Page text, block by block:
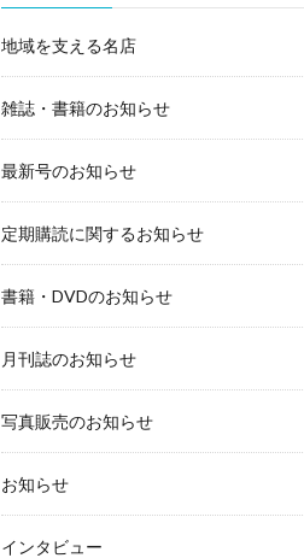
地域を支える名店
雑誌・書籍のお知らせ
最新号のお知らせ
定期購読に関するお知らせ
書籍・DVDのお知らせ
月刊誌のお知らせ
写真販売のお知らせ
お知らせ
インタビュー